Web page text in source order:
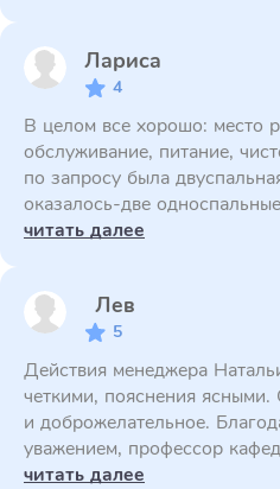
Лариса
4
В целом все хорошо: место
обслуживание, питание,
по запросу была
оказалось-две
читать далее
Лев
5
Действия менеджера
четкими, пояснения
и доброжелательное.
уважением, профессор
читать далее